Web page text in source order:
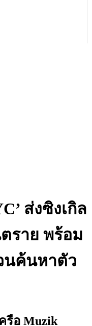
ส่งซิงเกิล
ราย พร้อม
นค้นหาตัว
รือ Muzik